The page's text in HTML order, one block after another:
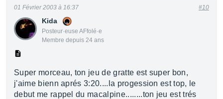
Kida
Posteur·euse AFfolé·e
Membre depuis 24 ans
01 Février 2003 à 16:37 #10
Super morceau, ton jeu de gratte est super bon,
j'aime bienn aprés 3:20....la progession est top, le
debut me rappel du macalpine........ton jeu est trés